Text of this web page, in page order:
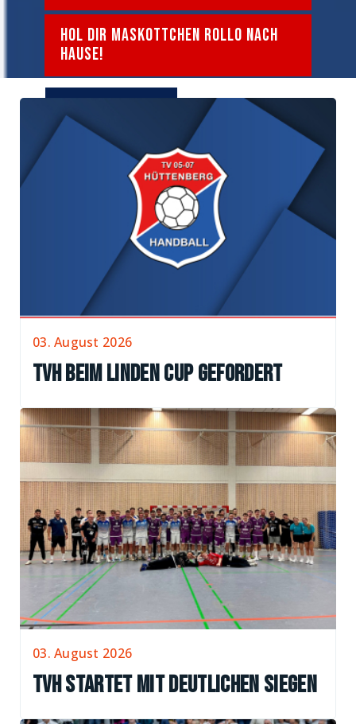
HOL DIR MASKOTTCHEN ROLLO NACH
HAUSE!
TVH beim Linden Cup gefordert
03. August 2026
TVH startet mit deutlichen Siegen
03. August 2026